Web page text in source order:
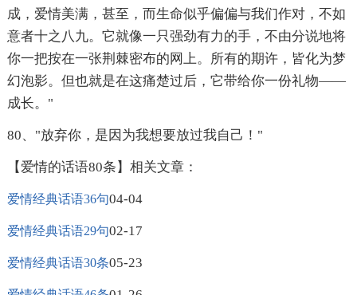
成，爱情美满，甚至，而生命似乎偏偏与我们作对，不如
意者十之八九。它就像一只强劲有力的手，不由分说地将
你一把按在一张荆棘密布的网上。所有的期许，皆化为梦
幻泡影。但也就是在这痛楚过后，它带给你一份礼物——
成长。"
80、"放弃你，是因为我想要放过我自己！"
【爱情的话语80条】相关文章：
爱情经典话语36句04-04
爱情经典话语29句02-17
爱情经典话语30条05-23